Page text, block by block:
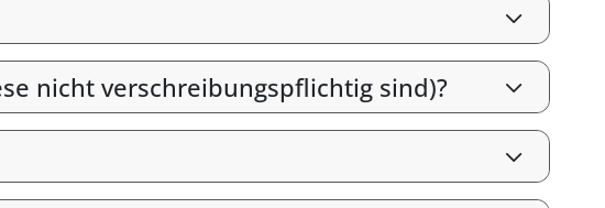
nicht verschreibungspflichtig sind)?